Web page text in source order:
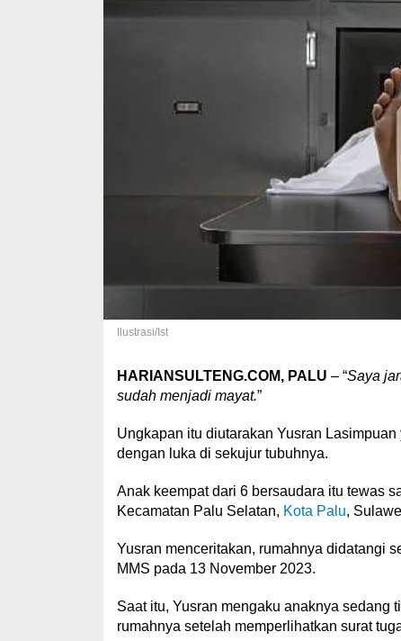
Ilustrasi/Ist
HARIANSULTENG.COM, PALU – “Saya
sudah menjadi mayat.”
Ungkapan itu diutarakan Yusran
dengan luka di sekujur tubuhnya.
Anak keempat dari 6 bersaudara itu tewas
Kecamatan Palu Selatan, Kota Palu,
Yusran menceritakan, rumahnya didatangi
MMS pada 13 November 2023.
Saat itu, Yusran mengaku anaknya sedang
rumahnya setelah memperlihatkan surat